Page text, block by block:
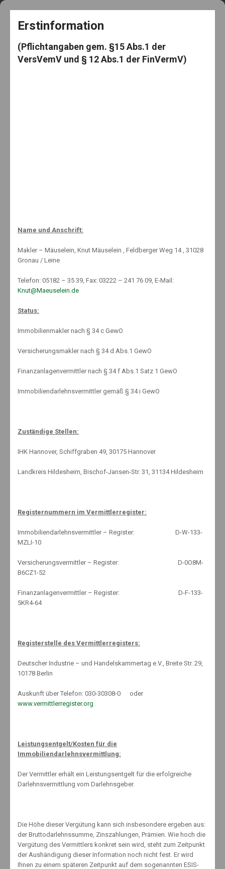
+49 5182 3539 frag@den-knut.de
Makler-Mäuselein
Categories:Betrieblicher Krankschutz
Krankenzusatzversicherung,Nachhaltigkeit,News
Rechtschutz,Uncategorized
FAMILIEN
Geborgenheit, Vertrauen und Zusammenhalt einher.
Mit einer privaten Krankenversicherung können Sie Ihr Familien­glück
unbeschwert genießen, schützen Ihre Lieben umfassend und
Versicherung befürchten, denn als Privatversicherte*r profitieren Sie
Gerne berate ich Sie persönlich!
#fragmaldenknut
Erstinformation
(Pflichtangaben gem. §15 Abs.1 der
VersVemV und § 12 Abs.1 der FinVermV)
Name und Anschrift:
Makler – Mäuselein, Knut Mäuselein , Feldberger Weg 14 , 31028
Gronau / Leine
Telefon: 05182 – 35 39, Fax: 03222 – 241 76 09, E-Mail:
Knut@Maeuselein.de
Status:
Immobilienmakler nach § 34 c GewO
Versicherungsmakler nach § 34 d Abs.1 GewO
Finanzanlagenvermittler nach § 34 f Abs.1 Satz 1 GewO
Immobiliendarlehnsvermittler gemäß § 34 i GewO
Zuständige Stellen:
IHK Hannover, Schiffgraben 49, 30175 Hannover
Landkreis Hildesheim, Bischof-Jansen-Str. 31, 31134 Hildesheim
Registernummern im Vermittlerregister:
Immobiliendarlehnsvermittler – Register: D-W-133-
MZLI-10
Versicherungsvermittler – Register: D-0O8M-
B6CZ1-52
Finanzanlagenvermittler – Register: D-F-133-
5KR4-64
Registerstelle des Vermittlerregisters:
Deutscher Industrie – und Handelskammertag e.V., Breite Str. 29,
10178 Berlin
Auskunft über Telefon: 030-30308-0 oder
www.vermittlerregister.org
Leistungsentgelt/Kosten für die
Immobiliendarlehnsvermittlung:
Der Vermittler erhält ein Leistungsentgelt für die erfolgreiche
Darlehnsvermittlung vom Darlehnsgeber.
Die Höhe dieser Vergütung kann sich insbesondere ergeben aus:
der Bruttodarlehnssumme, Zinszahlungen, Prämien. Wie hoch die
Vergütung des Vermittlers konkret sein wird, steht zum Zeitpunkt
der Aushändigung dieser Information noch nicht fest. Er wird
Ihnen zu einem späteren Zeitpunkt auf dem sogenannten ESIS-